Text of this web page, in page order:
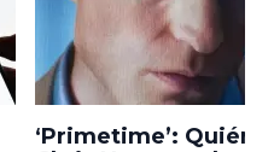
‘Primetime’: Quién